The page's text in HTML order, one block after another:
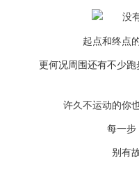
起点和终点
更何况周围还有不少
许久不运动的你
每一步
别有